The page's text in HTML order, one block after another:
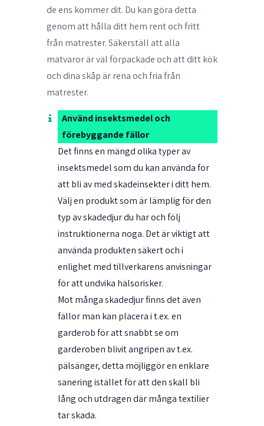
de ens kommer dit. Du kan göra detta
genom att hålla ditt hem rent och fritt
från matrester. Säkerställ att alla
matvaror är väl förpackade och att ditt kök
och dina skåp är rena och fria från
matrester.
Använd insektsmedel och
förebyggande fällor
Det finns en mängd olika typer av
insektsmedel som du kan använda för
att bli av med skadeinsekter i ditt hem.
Välj en produkt som är lämplig för den
typ av skadedjur du har och följ
instruktionerna noga. Det är viktigt att
använda produkten säkert och i
enlighet med tillverkarens anvisningar
för att undvika hälsorisker.
Mot många skadedjur finns det även
fällor man kan placera i t.ex. en
garderob för att snabbt se om
garderoben blivit angripen av t.ex.
pälsänger, detta möjliggör en enklare
sanering istället för att den skall bli
lång och utdragen där många textilier
tar skada.